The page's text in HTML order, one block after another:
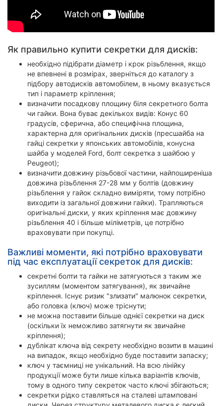
Як правильно купити секретки для дисків:
необхідно підібрати діаметр і крок різьблення, якщо
не впевнені в розмірах, зверніться до каталогу з
підбору автодисків автомобілем, в ньому вказується
тип і параметр кріплення;
визначити посадкову площину біля секретного болта
чи гайки. Вона буває декількох видів: Конус 60
градусів, сферична, або специфічна площина,
характерна для оригінальних дисків (пресшайба на
гайці секретки у японських автомобілів, конусна
шайба у моделей Ford, болт секретка з шайбою у
Peugeot);
визначити довжину різьбової частини, найпоширеніша
довжина різьблення 27-28 мм у болтів (довжину
різьблення у гайок складно виміряти, тому потрібно
виходити із загальної довжини гайки). Трапляються
оригінальні диски, у яких кріплення має довжину
різьблення 40 і більше міліметрів, це потрібно
враховувати при покупці.
Важливі моменти, які потрібно враховувати
під час експлуатації секреток для дисків:
секретні болти та гайки не затягуються з таким же
зусиллям (моментом затягування), як звичайне
кріплення. Існує ризик "злизати" малюнок секретки,
або головка (ключ) може тріснути;
не можна поставити більше однієї секретки на диск
(оскільки їх неможливо затягнути як звичайне
кріплення);
дублікат ключа від секрету необхідно возити в машині
на випадок, якщо необхідно буде поставити запаску;
ключ у таємниці не унікальний. На всю лінійку
продукції може бути лише кілька варіантів ключів,
тому в одного типу секреток часто ключі збігаються;
секретки рідко ставляться на сталеві штамповані